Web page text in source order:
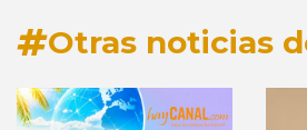
Otras noticias